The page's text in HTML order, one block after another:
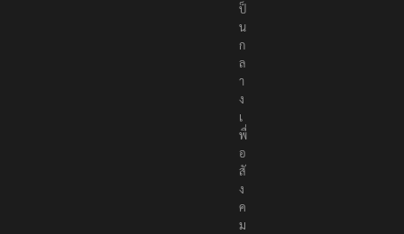
ป็
น
ก
ล
า
ง
เ
พื่
อ
สั
ง
ค
ม